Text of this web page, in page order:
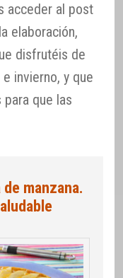
acceder al post
elaboración,
disfrutéis de
invierno, y que
que las
manzana.